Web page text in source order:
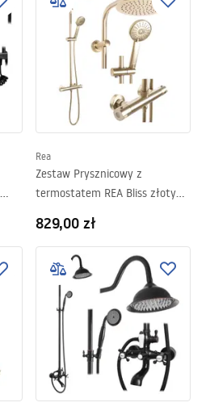
Rea
Zestaw Prysznicowy z
termostatem REA Bliss złoty
829,00 zł